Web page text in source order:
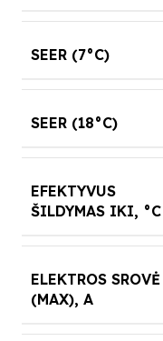
SEER (7°C)
SEER (18°C)
EFEKTYVUS
ŠILDYMAS IKI, °C
ELEKTROS SROVĖ
(MAX), A